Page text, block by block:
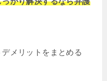
メリットをまとめる